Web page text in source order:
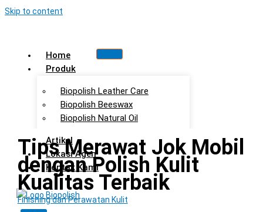
Skip to content
Home
Produk
Biopolish Leather Care
Biopolish Beeswax
Biopolish Natural Oil
Artikel
Lokasi Agen
Kontak Kami
Tips Merawat Jok Mobil
dengan Polish Kulit
Kualitas Terbaik
Finishing dan Perawatan Kulit